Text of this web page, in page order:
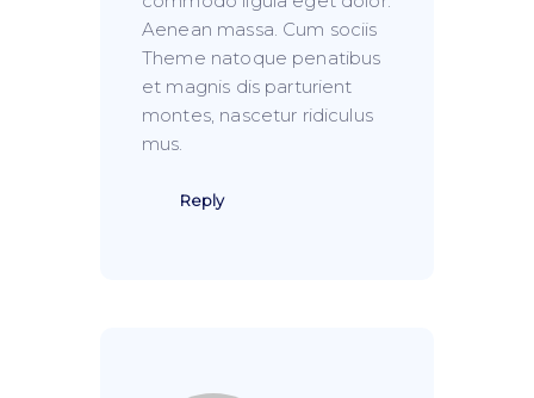
Aenean massa. Cum sociis
Theme natoque penatibus
et magnis dis parturient
montes, nascetur ridiculus
mus.
Reply